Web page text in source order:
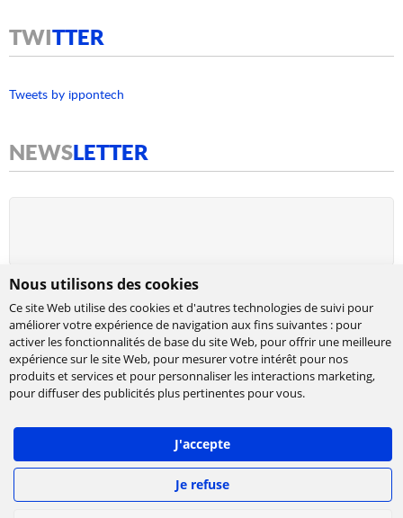
Nous utilisons des cookies
Ce site Web utilise des cookies et d'autres technologies de suivi pour
améliorer votre expérience de navigation aux fins suivantes : pour
activer les fonctionnalités de base du site Web, pour offrir une meilleure
expérience sur le site Web, pour mesurer votre intérêt pour nos
produits et services et pour personnaliser les interactions marketing,
pour diffuser des publicités plus pertinentes pour vous.
J'accepte
Je refuse
TWITTER
Tweets by ippontech
NEWSLETTER
Cabinet de conseil et d’expertises en
Ippon accompagne la transformation numérique
des entreprises, en les aidant à concevoir leur
stratégie et à déployer leur roadmap à l'échelle,
afin de délivrer rapidement la valeur attendue.